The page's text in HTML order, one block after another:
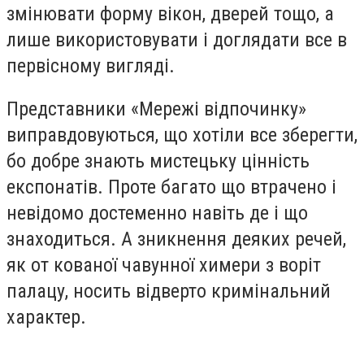
змінювати форму вікон, дверей тощо, а
лише використовувати і доглядати все в
первісному вигляді.
Представники «Мережі відпочинку»
виправдовуються, що хотіли все зберегти,
бо добре знають мистецьку цінність
експонатів. Проте багато що втрачено і
невідомо достеменно навіть де і що
знаходиться. А зникнення деяких речей,
як от кованої чавунної химери з воріт
палацу, носить відверто кримінальний
характер.